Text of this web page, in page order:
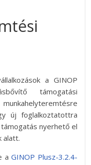
a GINOP
támogatási
új foglalkoztatottra
nyerhető el
alatt.
aGINOP Plusz-3.2.4-